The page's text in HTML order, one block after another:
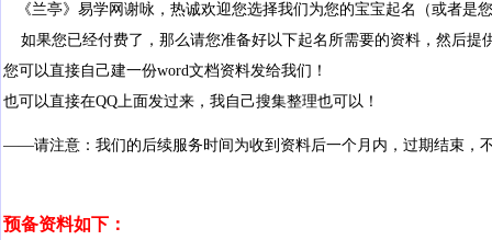
《兰亭》易学网谢咏，热诚欢迎您选择我们为您的宝宝起名（或者是
如果您已经付费了，那么请您准备好以下起名所需要的资料，然后提
您可以直接自己建一份word文档资料发给我们！
也可以直接在QQ上面发过来，我自己搜集整理也可以！
——请注意：我们的后续服务时间为收到资料后一个月内，过期结束，
预备资料如下：